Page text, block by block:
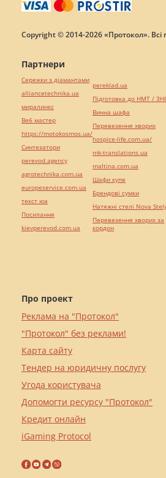
Copyright © 2014-2026 «Протокол». Всі
Про проект
Реклама на "Протокол"
"Протокол" без реклами!
Карта сайту
Тендер на юридичну послугу
Угода користувача
Допомогти ресурсу "Протокол"
Кредит онлайн
iGaming Protocol
Партнери
Сережки з діамантами
alliancetechnika.ua
миралинкс
Веб мастер
https://motokosmos.ua/
Синтезатори
perevod.agency
agrotechnika.com.ua
europeservice.com.ua
текст юа
Посилання
kievperevod.com.ua
pereklad.ua
Підготовка до НМТ /
Винна шафа
Перевезення хворих
hospice-life.com.ua/
mk-translations.ua
maltina.com.ua
Шафи купе
Брендові сумки
Натяжні стелі Nova
Перевезення хворих за
кордон